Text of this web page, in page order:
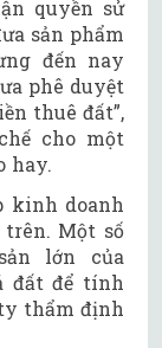
quyền sử
sản phẩm
đến nay
phê duyệt
thuê đất”,
cho một
hay.
kinh doanh
Một số
lớn của
đất để tính
thẩm định